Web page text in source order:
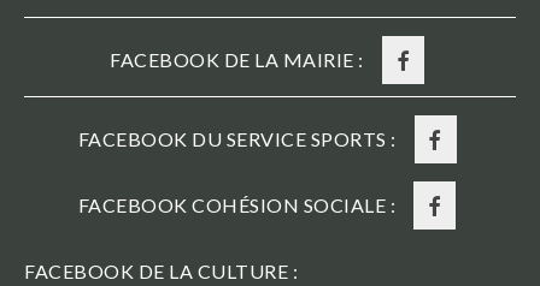
FACEBOOK DE LA MAIRIE :
FACEBOOK DU SERVICE SPORTS :
FACEBOOK COHÉSION SOCIALE :
FACEBOOK DE LA CULTURE :